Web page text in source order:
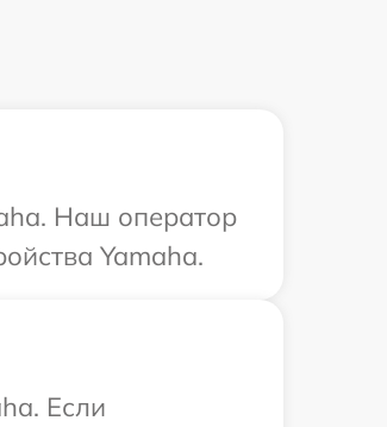
Наш оператор
Yamaha.
Если